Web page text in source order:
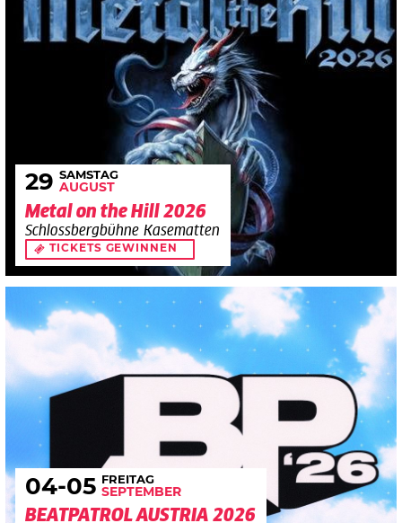
29 SAMSTAG
AUGUST
Metal on the Hill 2026
Schlossbergbühne Kasematten
TICKETS GEWINNEN
04-05 FREITAG
SEPTEMBER
BEATPATROL AUSTRIA 2026